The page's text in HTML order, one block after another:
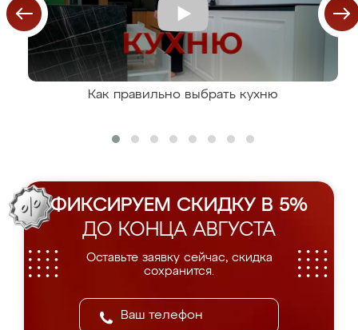
Как правильно выбрать кухню
ФИКСИРУЕМ СКИДКУ В 5%
ДО КОНЦА АВГУСТА
Оставьте заявку сейчас, скидка
сохранится.